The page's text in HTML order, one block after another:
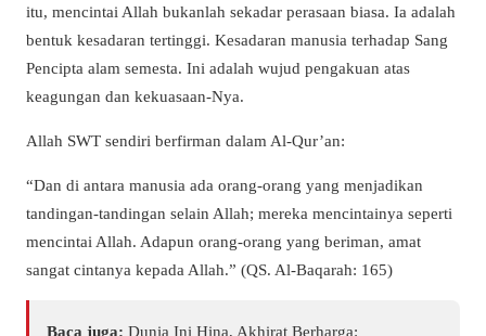
itu, mencintai Allah bukanlah sekadar perasaan biasa. Ia adalah
bentuk kesadaran tertinggi. Kesadaran manusia terhadap Sang
Pencipta alam semesta. Ini adalah wujud pengakuan atas
keagungan dan kekuasaan-Nya.
Allah SWT sendiri berfirman dalam Al-Qur’an:
“Dan di antara manusia ada orang-orang yang menjadikan
tandingan-tandingan selain Allah; mereka mencintainya seperti
mencintai Allah. Adapun orang-orang yang beriman, amat
sangat cintanya kepada Allah.” (QS. Al-Baqarah: 165)
Baca juga: Dunia Ini Hina, Akhirat Berharga: